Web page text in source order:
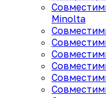
Minolta